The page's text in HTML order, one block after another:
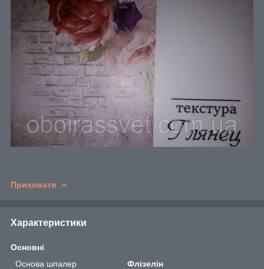
Приховати
Характеристики
Основні
Основа шпалер
Флізелін